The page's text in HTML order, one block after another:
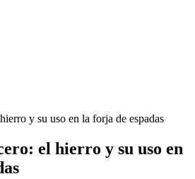
el hierro y su uso en